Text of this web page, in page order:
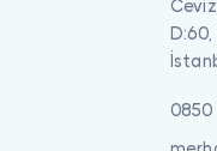
0850